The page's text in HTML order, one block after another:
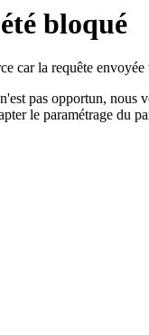
bloqué
car la requête envoyée
pas opportun, nous
le paramétrage du